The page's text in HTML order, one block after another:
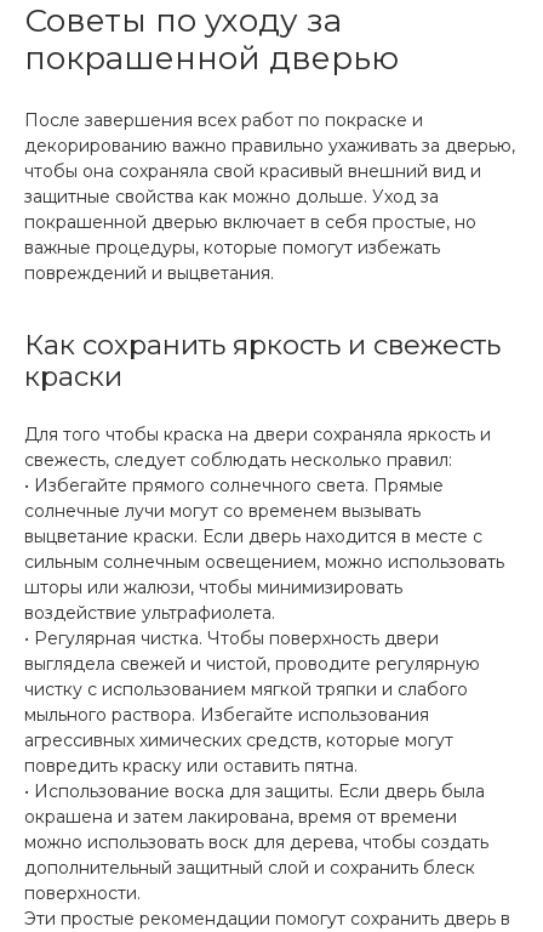
Советы по уходу за
покрашенной дверью
После завершения всех работ по покраске и
декорированию важно правильно ухаживать за дверью,
чтобы она сохраняла свой красивый внешний вид и
защитные свойства как можно дольше. Уход за
покрашенной дверью включает в себя простые, но
важные процедуры, которые помогут избежать
повреждений и выцветания.
Как сохранить яркость и свежесть
краски
Для того чтобы краска на двери сохраняла яркость и
свежесть, следует соблюдать несколько правил:
• Избегайте прямого солнечного света. Прямые
солнечные лучи могут со временем вызывать
выцветание краски. Если дверь находится в месте с
сильным солнечным освещением, можно использовать
шторы или жалюзи, чтобы минимизировать
воздействие ультрафиолета.
• Регулярная чистка. Чтобы поверхность двери
выглядела свежей и чистой, проводите регулярную
чистку с использованием мягкой тряпки и слабого
мыльного раствора. Избегайте использования
агрессивных химических средств, которые могут
повредить краску или оставить пятна.
• Использование воска для защиты. Если дверь была
окрашена и затем лакирована, время от времени
можно использовать воск для дерева, чтобы создать
дополнительный защитный слой и сохранить блеск
поверхности.
Эти простые рекомендации помогут сохранить дверь в